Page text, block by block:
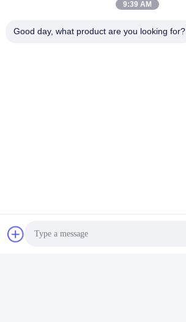
9:39 AM
Good day, what product are you looking for?